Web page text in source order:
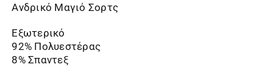
Ανδρικό Μαγιό Σορτς
Εξωτερικό
92% Πολυεστέρας
8% Σπαντεξ